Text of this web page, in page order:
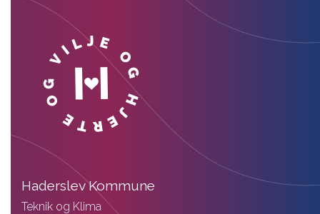
Haderslev Kommune
Teknik og Klima